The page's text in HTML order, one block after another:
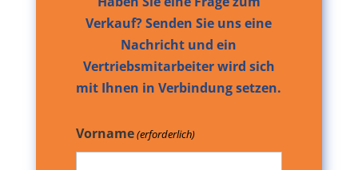
Verkauf? Senden Sie uns eine
Nachricht und ein
Vertriebsmitarbeiter wird sich
mit Ihnen in Verbindung setzen.
Vorname(erforderlich)